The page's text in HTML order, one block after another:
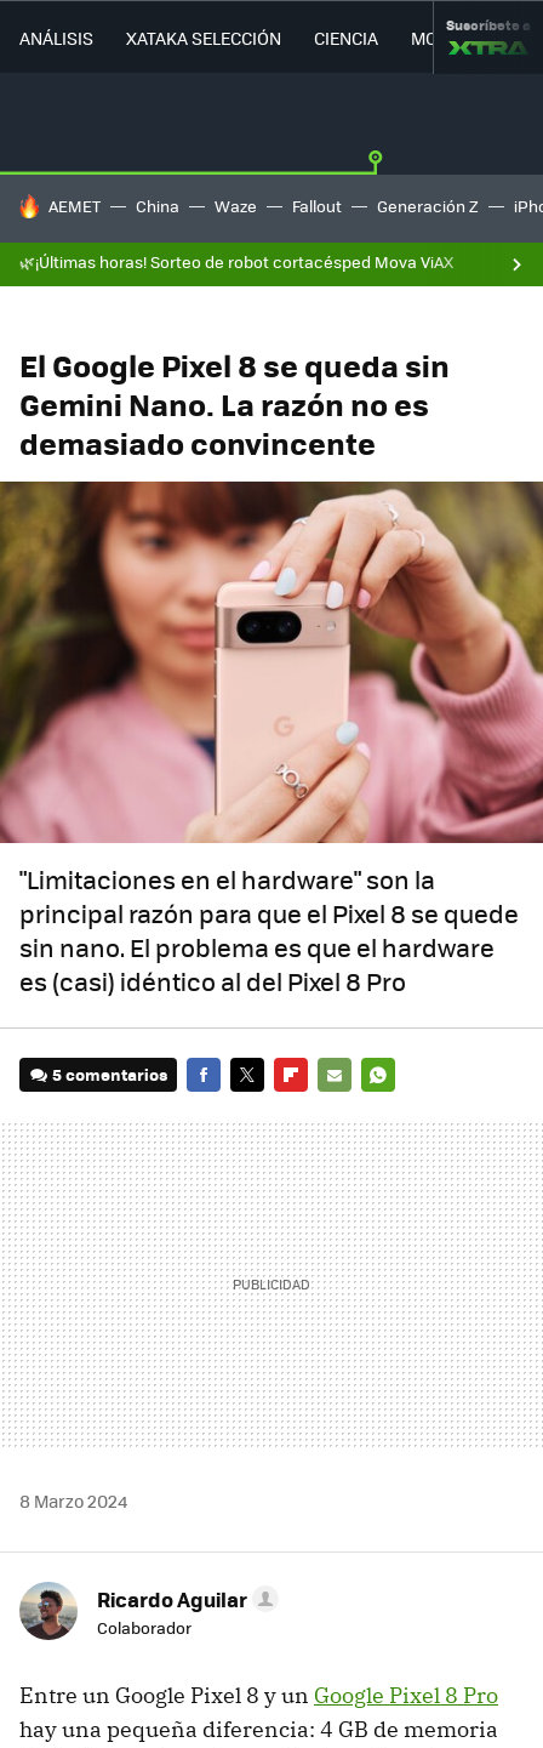
ANÁLISIS XATAKA SELECCIÓN CIENCIA MOVILIDAD
Suscríbete a
HOY SE HABLA DE
AEMET China Waze Fallout Generación Z
🌿¡Últimas horas! Sorteo de robot cortacésped Mova ViAX
El Google Pixel 8 se queda sin
Gemini Nano. La razón no es
demasiado convincente
"Limitaciones en el hardware" son la
principal razón para que el Pixel 8 se quede
sin nano. El problema es que el hardware
es (casi) idéntico al del Pixel 8 Pro
5 comentarios
MAIL
8 Marzo 2024
Ricardo Aguilar
Colaborador
Entre un Google Pixel 8 y un Google Pixel 8 Pro
hay una pequeña diferencia: 4 GB de memoria